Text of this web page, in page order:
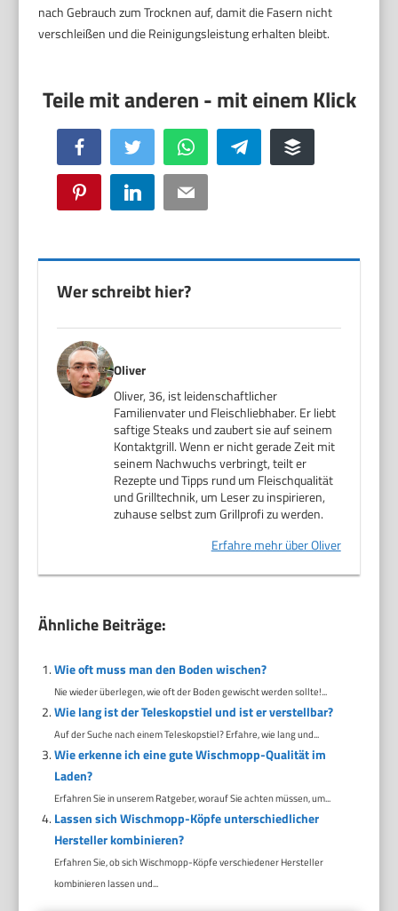
nach Gebrauch zum Trocknen auf, damit die Fasern nicht
verschleißen und die Reinigungsleistung erhalten bleibt.
Facebook Twitter WhatsApp Telegram Buffer
Pinterest LinkedIn Email
Wer schreibt hier?
Oliver
Oliver, 36, ist leidenschaftlicher
Familienvater und Fleischliebhaber. Er liebt
saftige Steaks und zaubert sie auf seinem
Kontaktgrill. Wenn er nicht gerade Zeit mit
seinem Nachwuchs verbringt, teilt er
Rezepte und Tipps rund um Fleischqualität
und Grilltechnik, um Leser zu inspirieren,
zuhause selbst zum Grillprofi zu werden.
Erfahre mehr über Oliver
Ähnliche Beiträge:
Wie oft muss man den Boden wischen?
Nie wieder überlegen, wie oft der Boden gewischt werden sollte!...
Wie lang ist der Teleskopstiel und ist er verstellbar?
Auf der Suche nach einem Teleskopstiel? Erfahre, wie lang und...
Wie erkenne ich eine gute Wischmopp-Qualität im
Laden?
Erfahren Sie in unserem Ratgeber, worauf Sie achten müssen, um...
Lassen sich Wischmopp-Köpfe unterschiedlicher
Hersteller kombinieren?
Erfahren Sie, ob sich Wischmopp-Köpfe verschiedener Hersteller
kombinieren lassen und...